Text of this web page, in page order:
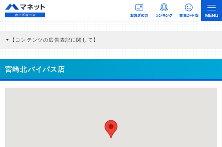
【コンテンツの広告表記に関して】
商品を根拠なくPRするものではなく、当編集部の調査／ユーザーへの口コミ収集な
どに基づき、公平性を担保した情報提供を行っています。
>提携企業一覧
宮崎北バイパス店